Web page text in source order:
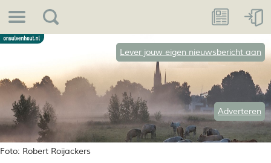
Foto: Robert Roijackers
Lever jouw eigen nieuwsbericht aan
Adverteren